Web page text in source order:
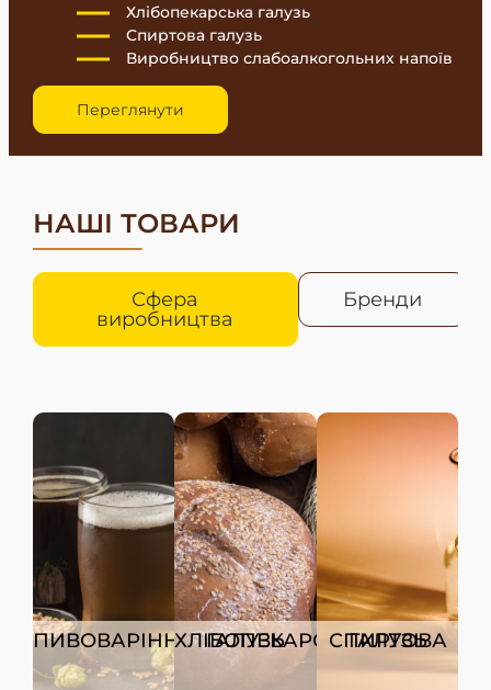
Хлібопекарська галузь
Спиртова галузь
Виробництво слабоалкогольних напоїв
Переглянути
НАШІ ТОВАРИ
Сфера
виробництва
Бренди
ПИВОВАРІННЯ ХЛІБОПЕКАРСЬКА ГАЛУЗЬ СПИРТОВА ГАЛУЗЬ